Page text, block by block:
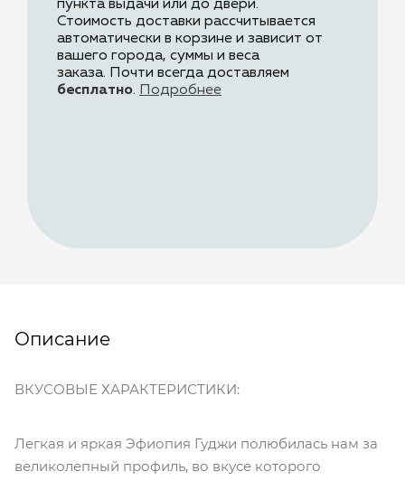
пункта выдачи или до двери.
Стоимость доставки рассчитывается
автоматически в корзине и зависит от
вашего города, суммы и веса
заказа. Почти всегда доставляем
бесплатно. Подробнее
Описание
ВКУСОВЫЕ ХАРАКТЕРИСТИКИ:
Легкая и яркая Эфиопия Гуджи полюбилась нам за
великолепный профиль, во вкусе которого